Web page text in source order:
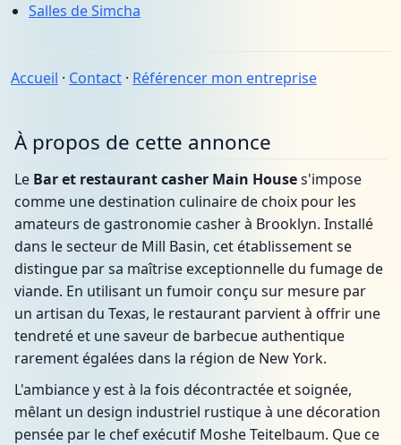
Salles de Simcha
Accueil · Contact · Référencer mon entreprise
À propos de cette annonce
Le Bar et restaurant casher Main Houses'impose
comme une destination culinaire de choix pour les
amateurs de gastronomie casher à Brooklyn. Installé
dans le secteur de Mill Basin, cet établissement se
distingue par sa maîtrise exceptionnelle du fumage de
viande. En utilisant un fumoir conçu sur mesure par
un artisan du Texas, le restaurant parvient à offrir une
tendreté et une saveur de barbecue authentique
rarement égalées dans la région de New York.
L'ambiance y est à la fois décontractée et soignée,
mêlant un design industriel rustique à une décoration
pensée par le chef exécutif Moshe Teitelbaum. Que ce